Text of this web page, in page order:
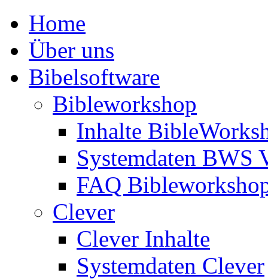
Home
Über uns
Bibelsoftware
Bibleworkshop
Inhalte
Systemdaten BWS
FAQ
Clever
Clever Inhalte
Systemdaten Clever